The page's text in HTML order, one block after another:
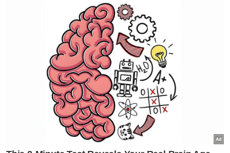
Permohonan Maaf
Razarudin Husain
Hina Mahkamah
Berita Paling Hangat